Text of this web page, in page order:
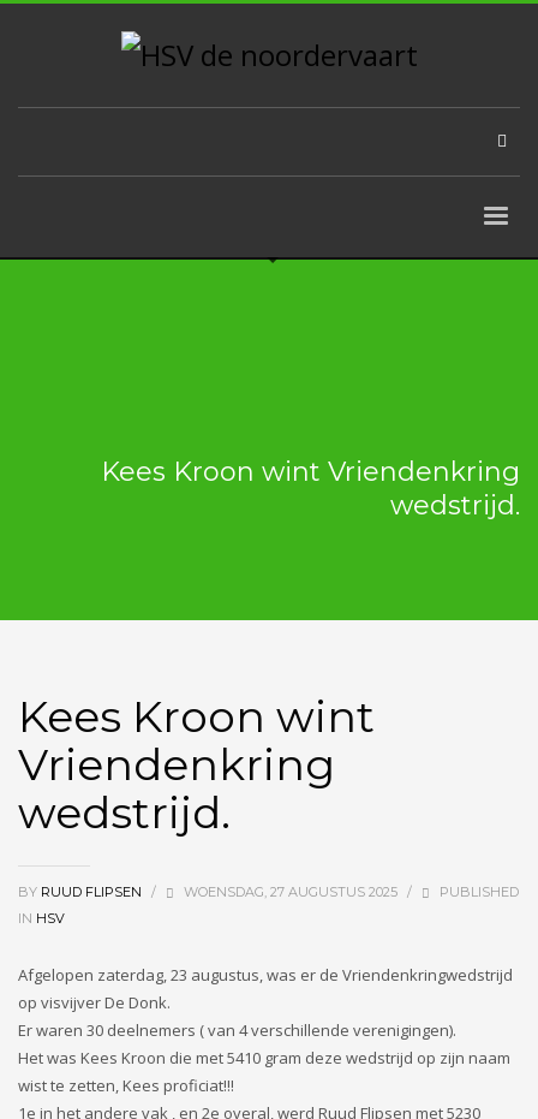
Kees Kroon wint Vriendenkring
wedstrijd.
Kees Kroon wint
Vriendenkring
wedstrijd.
BY RUUD FLIPSEN / WOENSDAG, 27 AUGUSTUS 2025 /
PUBLISHED
IN HSV
Afgelopen zaterdag, 23 augustus, was er de Vriendenkringwedstrijd
op visvijver De Donk.
Er waren 30 deelnemers ( van 4 verschillende verenigingen).
Het was Kees Kroon die met 5410 gram deze wedstrijd op zijn naam
wist te zetten, Kees proficiat!!!
1e in het andere vak , en 2e overal, werd Ruud Flipsen met 5230